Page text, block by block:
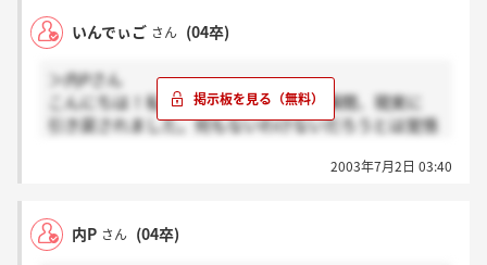
いんでぃご さん (04卒)
＞内Pさん
こんにちは！私も選考の話しになった瞬間、現実に
引き戻されました。何もないわけないだろうとは覚悟
問とかかなりむずかしかったです。（＞。＜;;
そう出そうと思っていたのにギリギリセーフになって
しまいました（汗 お互い良い結果がでるといいです
2003年7月2日 03:40
内P さん (04卒)